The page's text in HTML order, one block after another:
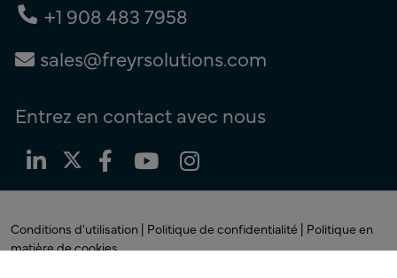
+1 908 483 7958
sales@freyrsolutions.com
Entrez en contact avec nous
Conditions d'utilisation | Politique de confidentialité | Politique en
matière de cookies